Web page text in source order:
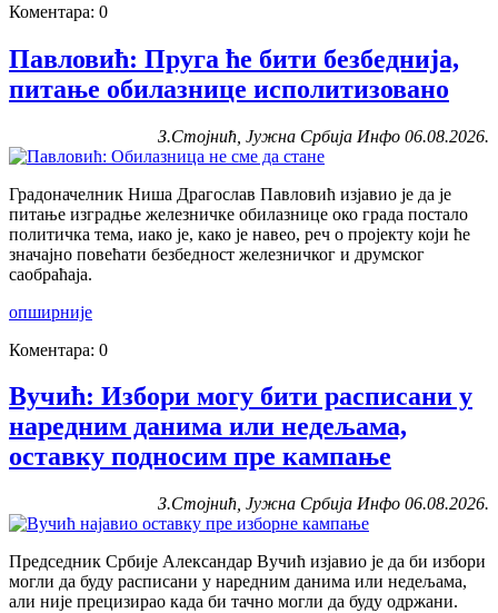
Коментара: 0
Павловић: Пруга ће бити безбеднија,
питање обилазнице исполитизовано
З.Стојнић, Јужна Србија Инфо 06.08.2026.
Градоначелник Ниша Драгослав Павловић изјавио је да је
питање изградње железничке обилазнице око града постало
политичка тема, иако је, како је навео, реч о пројекту који ће
значајно повећати безбедност железничког и друмског
саобраћаја.
опширније
Коментара: 0
Вучић: Избори могу бити расписани у
наредним данима или недељама,
оставку подносим пре кампање
З.Стојнић, Јужна Србија Инфо 06.08.2026.
Председник Србије Александар Вучић изјавио је да би избори
могли да буду расписани у наредним данима или недељама,
али није прецизирао када би тачно могли да буду одржани.